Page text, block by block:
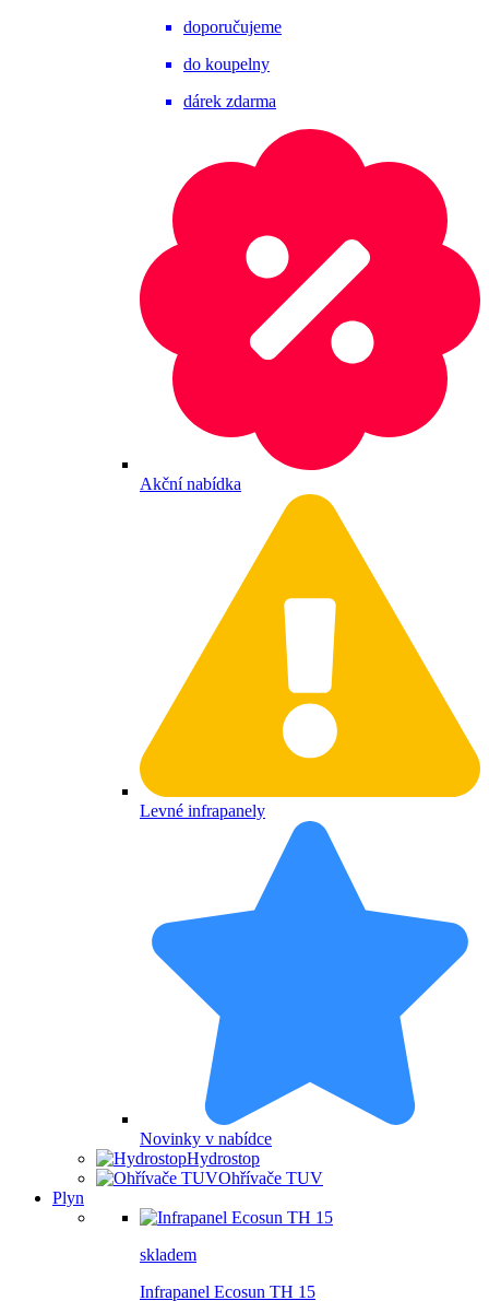
doporučujeme
do koupelny
dárek zdarma
Akční nabídka
Levné infrapanely
Novinky v nabídce
Hydrostop
Ohřívače TUV
Plyn
skladem
Infrapanel Ecosun TH 15